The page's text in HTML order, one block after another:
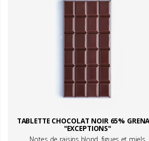
TABLETTE CHOCOLAT NOIR 65%
"EXCEPTIONS"